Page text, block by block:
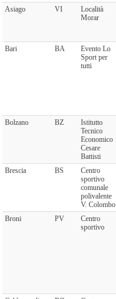
Asiago VI
Località
Morar
Bari BA
Evento Lo
Sport per
tutti
Bolzano BZ
Istitutto
Tecnico
Economico
Cesare
Battisti
Brescia BS
Centro
sportivo
comunale
polivalente
V. Colombo
Broni PV
Centro
sportivo